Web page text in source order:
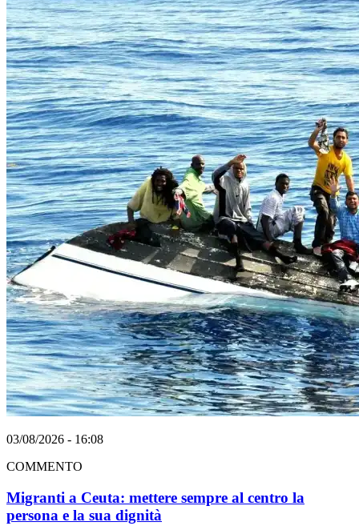
03/08/2026 - 16:08
COMMENTO
Migranti a Ceuta: mettere sempre al centro la
persona e la sua dignità